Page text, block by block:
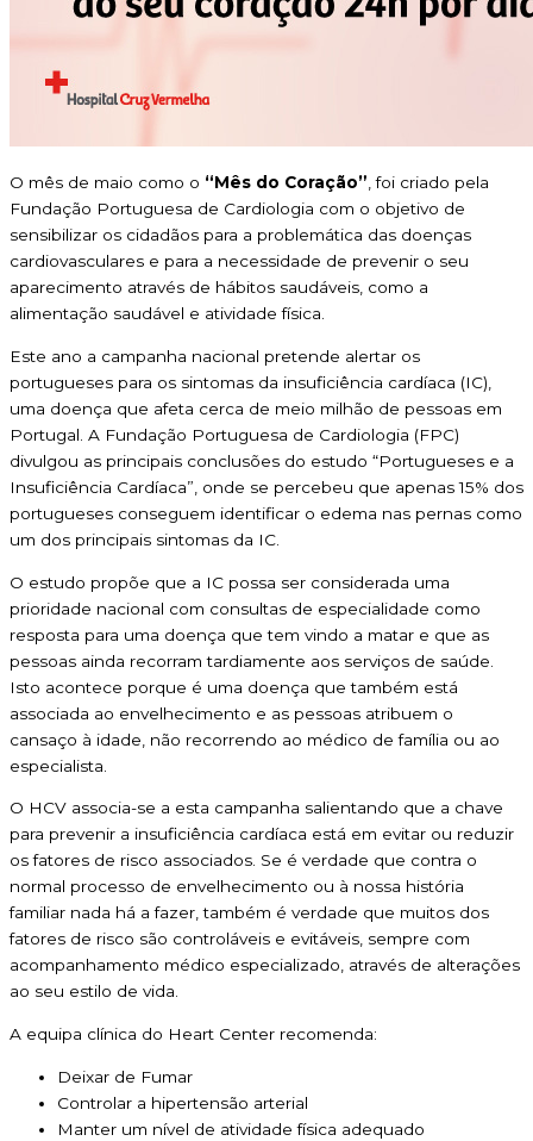
O mês de maio como o “Mês do Coração”, foi criado pela
Fundação Portuguesa de Cardiologia com o objetivo de
sensibilizar os cidadãos para a problemática das doenças
cardiovasculares e para a necessidade de prevenir o seu
aparecimento através de hábitos saudáveis, como a
alimentação saudável e atividade física.
Este ano a campanha nacional pretende alertar os
portugueses para os sintomas da insuficiência cardíaca (IC),
uma doença que afeta cerca de meio milhão de pessoas em
Portugal. A Fundação Portuguesa de Cardiologia (FPC)
divulgou as principais conclusões do estudo “Portugueses e a
Insuficiência Cardíaca”, onde se percebeu que apenas 15% dos
portugueses conseguem identificar o edema nas pernas como
um dos principais sintomas da IC.
O estudo propõe que a IC possa ser considerada uma
prioridade nacional com consultas de especialidade como
resposta para uma doença que tem vindo a matar e que as
pessoas ainda recorram tardiamente aos serviços de saúde.
Isto acontece porque é uma doença que também está
associada ao envelhecimento e as pessoas atribuem o
cansaço à idade, não recorrendo ao médico de família ou ao
especialista.
O HCV associa-se a esta campanha salientando que a chave
para prevenir a insuficiência cardíaca está em evitar ou reduzir
os fatores de risco associados. Se é verdade que contra o
normal processo de envelhecimento ou à nossa história
familiar nada há a fazer, também é verdade que muitos dos
fatores de risco são controláveis e evitáveis, sempre com
acompanhamento médico especializado, através de alterações
ao seu estilo de vida.
A equipa clínica do Heart Center recomenda:
Deixar de Fumar
Controlar a hipertensão arterial
Manter um nível de atividade física adequado